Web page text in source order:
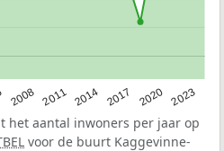
2008 2011 2014 2017 2020 2023
het aantal inwoners per jaar op
voor de buurt Kaggevinne-